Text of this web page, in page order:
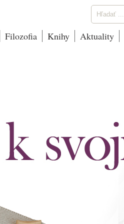
Filozofia Knihy Aktuality